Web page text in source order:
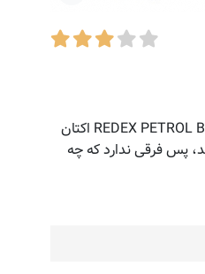
به دلیل متغیر بودن کیفیت بنزین، کمپانی رداکس که از سال ۱۹۲۲ همواره در صنعت و تکنولوژی محصولات و مکمل های موتور، اول بوده است، محصولی به نام REDEX PETROL BOOSTER اکتان
باشد. این اکتان بوستر عدد اکتان بنزین شما را تا ۱۵ پوینت افزایش می دهد، پس فرقی ندارد که چه